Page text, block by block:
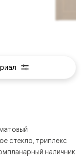
стекло, триплекс
наличник